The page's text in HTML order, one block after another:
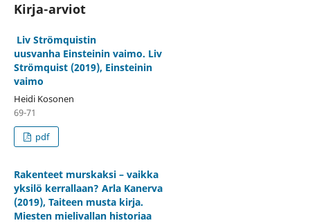
Kirja-arviot
Liv Strömquistin
uusvanha Einsteinin vaimo. Liv
Strömquist (2019), Einsteinin
vaimo
Heidi Kosonen
69-71
pdf
Rakenteet murskaksi – vaikka
yksilö kerrallaan? Arla Kanerva
(2019), Taiteen musta kirja.
Miesten mielivallan historiaa